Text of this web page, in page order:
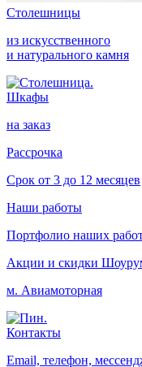
Столешницы
из искусственного
и натурального камня
Шкафы
на заказ
Рассрочка
Срок от 3 до 12 месяцев
Наши работы
Портфолио наших
Акции и скидки
м. Авиамоторная
Контакты
Email, телефон,